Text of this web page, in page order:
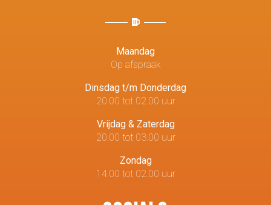
Maandag
Op afspraak
Dinsdag t/m Donderdag
20.00 tot 02.00 uur
Vrijdag & Zaterdag
20.00 tot 03.00 uur
Zondag
14.00 tot 02.00 uur